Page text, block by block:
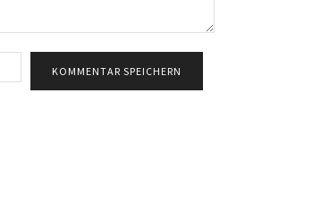
Mail:*